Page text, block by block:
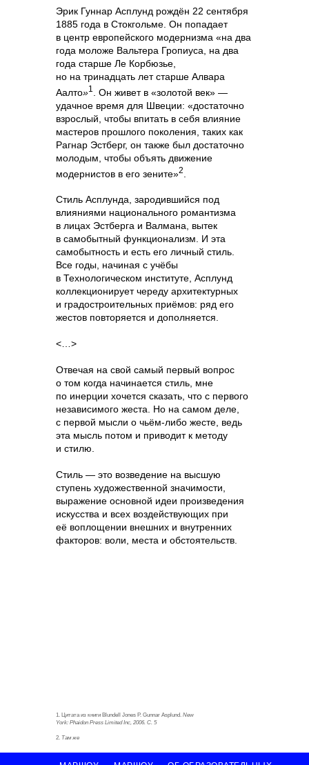
Эрик Гуннар Асплунд рождён 22 сентября
1885 года в Стокгольме. Он попадает
в центр европейского модернизма «на два
года моложе Вальтера Гропиуса, на два
года старше Ле Корбюзье,
но на тринадцать лет старше Алвара
Аалто»1
. Он живет в «золотой век» —
удачное время для Швеции: «достаточно
взрослый, чтобы впитать в себя влияние
мастеров прошлого поколения, таких как
Рагнар Эстберг, он также был достаточно
молодым, чтобы объять движение
модернистов в его зените»2
Стиль Асплунда, зародившийся под
влияниями национального романтизма
в лицах Эстберга и Валмана, вытек
в самобытный функционализм. И эта
самобытность и есть его личный стиль.
Все годы, начиная с учёбы
в Технологическом институте, Асплунд
коллекционирует череду архитектурных
и градостроительных приёмов: ряд его
жестов повторяется и дополняется.
<…>
Отвечая на свой самый первый вопрос
о том когда начинается стиль, мне
по инерции хочется сказать, что с первого
независимого жеста. Но на самом деле,
с первой мысли о чьём-либо жесте, ведь
эта мысль потом и приводит к методу
и стилю.
Стиль — это возведение на высшую
ступень художественной значимости,
выражение основной идеи произведения
искусства и всех воздействующих при
её воплощении внешних и внутренних
факторов: воли, места и обстоятельств.
1. Цитата из книги Blundell Jones P. Gunnar Asplund. New
York: Phaidon Press Limited Inc, 2006. С. 5
2. Там же